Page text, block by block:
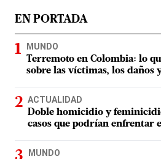
EN PORTADA
MUNDO
Terremoto en Colombia: lo
sobre las víctimas, los daños
ACTUALIDAD
Doble homicidio y
casos que podrían enfrentar
MUNDO